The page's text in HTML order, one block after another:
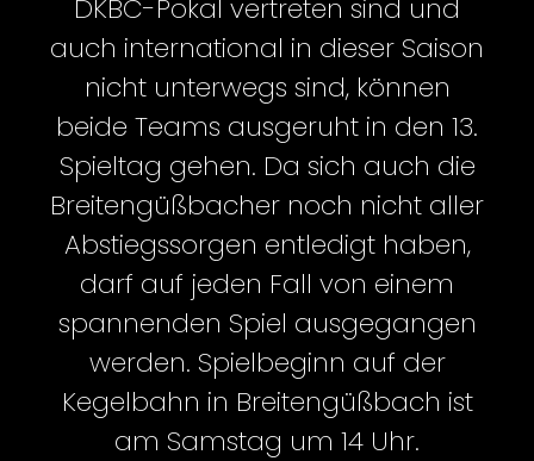
DKBC-Pokal vertreten sind und
auch international in dieser Saison
nicht unterwegs sind, können
beide Teams ausgeruht in den 13.
Spieltag gehen. Da sich auch die
Breitengüßbacher noch nicht aller
Abstiegssorgen entledigt haben,
darf auf jeden Fall von einem
spannenden Spiel ausgegangen
werden. Spielbeginn auf der
Kegelbahn in Breitengüßbach ist
am Samstag um 14 Uhr.